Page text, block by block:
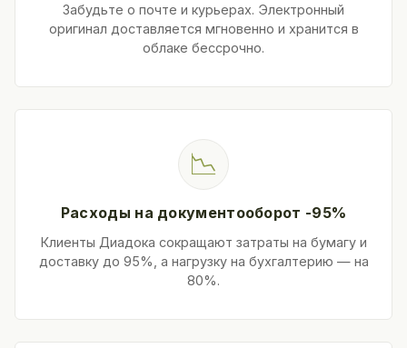
Забудьте о почте и курьерах. Электронный
оригинал доставляется мгновенно и хранится в
облаке бессрочно.
📉
Расходы на документооборот -95%
Клиенты Диадока сокращают затраты на бумагу и
доставку до 95%, а нагрузку на бухгалтерию — на
80%.